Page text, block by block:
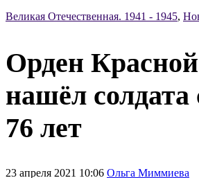
Великая Отечественная. 1941 - 1945,
Орден
нашёл солдата
76 лет
23 апреля 2021 10:06 Ольга Миммиева